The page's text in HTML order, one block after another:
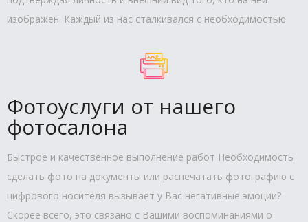
изображен. Каждый из нас сталкивался с необходимостью
Фотоуслуги от нашего
фотосалона
Быстрое и качественное выполнение работ Необходимость
сделать фото на документы или распечатать фотографию с
цифрового носителя вызывает у Вас негативные эмоции?
Скорее всего, это связано с Вашими воспоминаниями о